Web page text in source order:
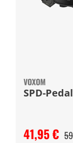
VOXOM
SPD-
41,95 €